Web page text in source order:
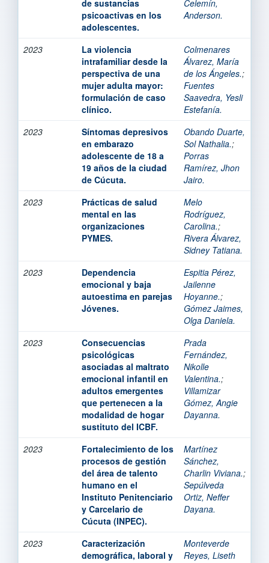
de sustancias
psicoactivas en los
adolescentes.
Celemín,
Anderson.
2023
La violencia
intrafamiliar desde la
perspectiva de una
mujer adulta mayor:
formulación de caso
clínico.
Colmenares
Álvarez, María
de los Ángeles.;
Fuentes
Saavedra, Yesli
Estefanía.
2023
Síntomas depresivos
en embarazo
adolescente de 18 a
19 años de la ciudad
de Cúcuta.
Obando Duarte,
Sol Nathalia.;
Porras
Ramírez, Jhon
Jairo.
2023
Prácticas de salud
mental en las
organizaciones
PYMES.
Melo
Rodríguez,
Carolina.;
Rivera Álvarez,
Sidney Tatiana.
2023
Dependencia
emocional y baja
autoestima en parejas
Jóvenes.
Espitia Pérez,
Jailenne
Hoyanne.;
Gómez Jaimes,
Olga Daniela.
2023
Consecuencias
psicológicas
asociadas al maltrato
emocional infantil en
adultos emergentes
que pertenecen a la
modalidad de hogar
sustituto del ICBF.
Prada
Fernández,
Nikolle
Valentina.;
Villamizar
Gómez, Angie
Dayanna.
2023
Fortalecimiento de los
procesos de gestión
del área de talento
humano en el
Instituto Penitenciario
y Carcelario de
Cúcuta (INPEC).
Martínez
Sánchez,
Charlin Viviana.;
Sepúlveda
Ortiz, Neffer
Dayana.
2023
Caracterización
demográfica, laboral y
Monteverde
Reyes, Liseth